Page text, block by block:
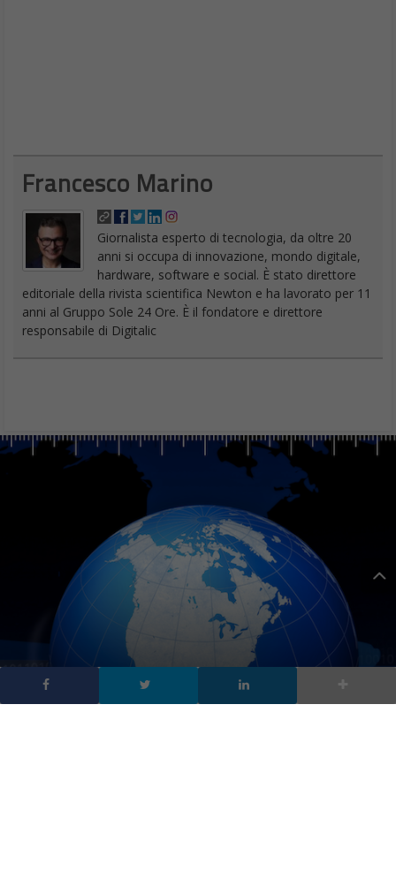
Francesco Marino
Giornalista esperto di tecnologia, da oltre 20
anni si occupa di innovazione, mondo digitale,
hardware, software e social. È stato direttore
editoriale della rivista scientifica Newton e ha lavorato per 11
anni al Gruppo Sole 24 Ore. È il fondatore e direttore
responsabile di Digitalic